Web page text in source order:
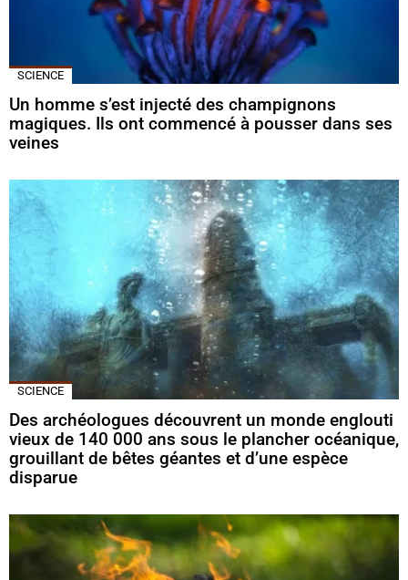
SCIENCE
Un homme s’est injecté des champignons
magiques. Ils ont commencé à pousser dans ses
veines
SCIENCE
Des archéologues découvrent un monde englouti
vieux de 140 000 ans sous le plancher océanique,
grouillant de bêtes géantes et d’une espèce
disparue